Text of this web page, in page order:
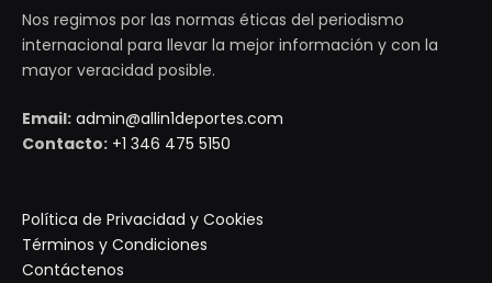
Nos regimos por las normas éticas del periodismo
internacional para llevar la mejor información y con la
mayor veracidad posible.
Email: admin@allin1deportes.com
Contacto: +1 346 475 5150
Política de Privacidad y Cookies
Términos y Condiciones
Contáctenos